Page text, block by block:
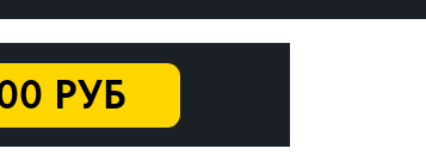
РУБ